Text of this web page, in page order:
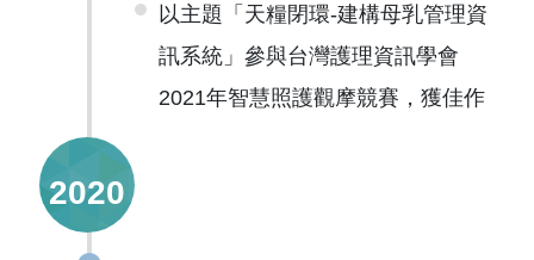
以主題「天糧閉環-建構母乳管理資
訊系統」參與台灣護理資訊學會
2021年智慧照護觀摩競賽，獲佳作
2020